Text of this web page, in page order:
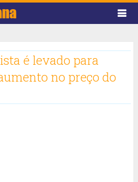
é levado para
no preço do